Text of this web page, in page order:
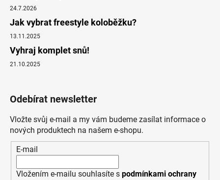
24.7.2026
Jak vybrat freestyle koloběžku?
13.11.2025
Vyhraj komplet snů!
21.10.2025
Odebírat newsletter
Vložte svůj e-mail a my vám budeme zasílat informace o
nových produktech na našem e-shopu.
E-mail
Vložením e-mailu souhlasíte s podmínkami ochrany